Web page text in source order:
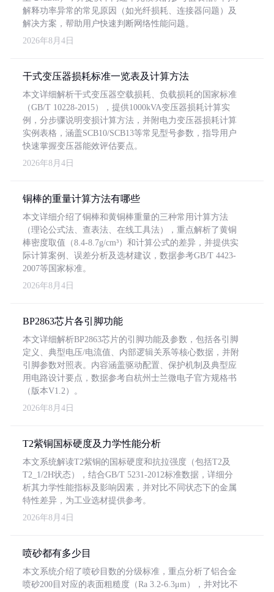
解释功率异常的常见原因（如光纤损耗、连接器问题）及
解决方案，帮助用户快速判断网络性能问题。
2026年8月4日
干式变压器损耗标准一览表及计算方法
本文详细解析干式变压器空载损耗、负载损耗的国家标准
（GB/T 10228-2015），提供1000kVA变压器损耗计算实
例，分步骤说明变损计算方法，并附电力变压器损耗计算
实例表格，涵盖SCB10/SCB13等常见型号参数，指导用户
快速掌握变压器能效评估要点。
2026年8月4日
铜棒的重量计算方法有哪些
本文详细介绍了铜棒和黄铜棒重量的三种常用计算方法
（理论公式法、查表法、在线工具法），重点解析了黄铜
棒密度取值（8.4-8.7g/cm³）和计算公式的差异，并提供实
际计算案例、误差分析及选材建议，数据参考GB/T 4423-
2007等国家标准。
2026年8月4日
BP2863芯片各引脚功能
本文详细解析BP2863芯片的引脚功能及参数，包括各引脚
定义、典型电压/电流值、内部逻辑关系等核心数据，并附
引脚参数对照表。内容涵盖驱动配置、保护机制及典型应
用电路设计要点，数据参考自杭州士兰微电子官方规格书
（版本V1.2）。
2026年8月4日
T2紫铜国标硬度及力学性能分析
本文系统解读T2紫铜的国标硬度和抗拉强度（包括T2及
T2_1/2H状态），结合GB/T 5231-2012标准数据，详细分
析其力学性能指标及影响因素，并对比不同状态下的金属
特性差异，为工业选材提供参考。
2026年8月4日
喷砂都有多少目
本文系统介绍了喷砂目数的分级标准，重点分析了铝合金
喷砂200目对应的表面粗糙度（Ra 3.2-6.3μm），并对比不